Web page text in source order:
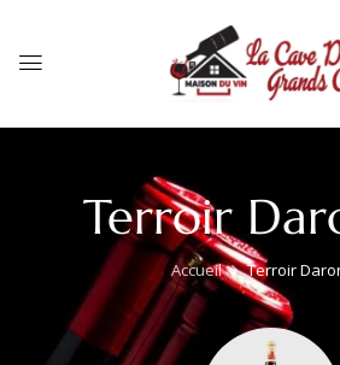
Terroir
Accueil Terroir